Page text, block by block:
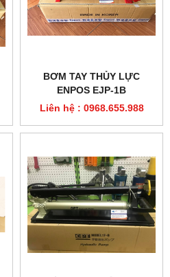
ENPOS EJP-1B
Liên hệ : 0968.655.988
CHÂN BƠM THỦY LỰC
OPT F-B
Liên hệ : 0968.655.988